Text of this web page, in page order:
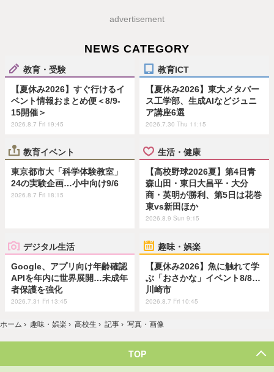
advertisement
NEWS CATEGORY
教育・受験
【夏休み2026】すぐ行けるイ
ベント情報おまとめ便＜8/9-
15開催＞
2026.8.7 Fri 19:45
教育ICT
【夏休み2026】東大メタバー
ス工学部、生成AIなどジュニ
ア講座6選
2026.7.30 Thu 11:15
教育イベント
東京都市大「科学体験教室」
24の実験企画…小中向け9/6
2026.8.7 Fri 18:15
生活・健康
【高校野球2026夏】第4日青
森山田・東日大昌平・大分
商・英明が勝利、第5日は花巻
東vs新田ほか
2026.8.9 Sun 9:15
デジタル生活
Google、アプリ向け年齢確認
APIを年内に世界展開…未成年
者保護を強化
2026.7.31 Fri 13:45
趣味・娯楽
【夏休み2026】魚に触れて学
ぶ「おさかな」イベント8/8…
川崎市
2026.8.7 Fri 10:45
ホーム › 趣味・娯楽 › 高校生 › 記事 › 写真・画像
TOP